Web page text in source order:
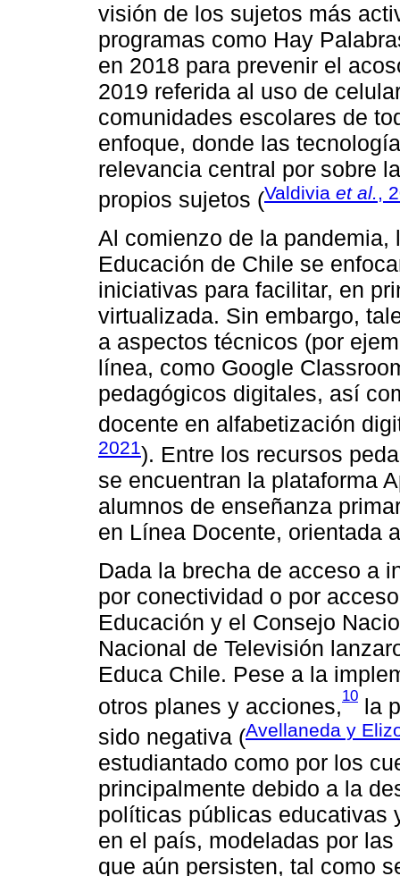
visión de los sujetos más
programas como Hay
en 2018 para prevenir el
2019 referida al uso de
comunidades escolares de
enfoque, donde las
relevancia central por sobre
propios sujetos (Valdivia et al.,
Al comienzo de la
Educación de Chile se
iniciativas para facilitar, en
virtualizada. Sin embargo,
a aspectos técnicos (por
línea, como Google
pedagógicos digitales, así
docente en alfabetización
2021). Entre los recursos
se encuentran la plataforma
alumnos de enseñanza
en Línea Docente, orientada
Dada la brecha de acceso a
por conectividad o por
Educación y el Consejo
Nacional de Televisión
Educa Chile. Pese a la
otros planes y acciones,10 la
sido negativa (Avellaneda y
estudiantado como por los
principalmente debido a la
políticas públicas educativas
en el país, modeladas por
que aún persisten, tal como